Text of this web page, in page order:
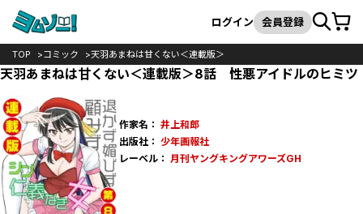
検索
ログイン 会員登録カート
TOP コミック 天羽あまねは甘くない＜連載版＞
天羽あまねは甘くない＜連載版＞8話 性悪アイドルのヒミツ
作家名： 井上和郎
出版社： 少年画報社
レーベル： 月刊ヤングキングアワーズGH